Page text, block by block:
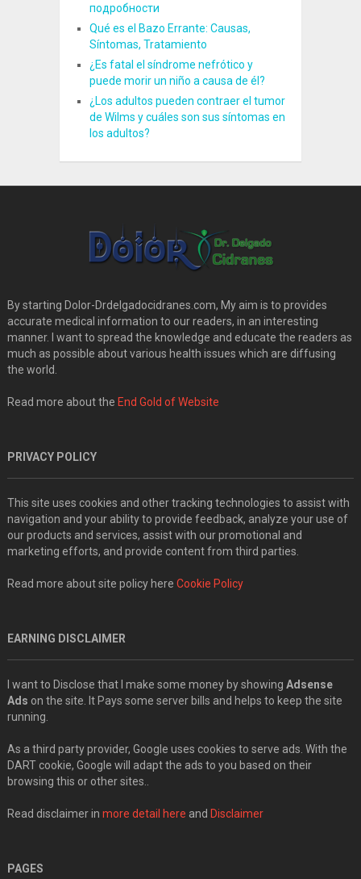
подробности
Qué es el Bazo Errante: Causas,
Síntomas, Tratamiento
¿Es fatal el síndrome nefrótico y
puede morir un niño a causa de él?
¿Los adultos pueden contraer el tumor
de Wilms y cuáles son sus síntomas en
los adultos?
By starting Dolor-Drdelgadocidranes.com, My aim is to provides
accurate medical information to our readers, in an interesting
manner. I want to spread the knowledge and educate the readers as
much as possible about various health issues which are diffusing
the world.
Read more about the End Gold of Website
PRIVACY POLICY
This site uses cookies and other tracking technologies to assist with
navigation and your ability to provide feedback, analyze your use of
our products and services, assist with our promotional and
marketing efforts, and provide content from third parties.
Read more about site policy here Cookie Policy
EARNING DISCLAIMER
I want to Disclose that I make some money by showing Adsense
Ads on the site. It Pays some server bills and helps to keep the site
running.
As a third party provider, Google uses cookies to serve ads. With the
DART cookie, Google will adapt the ads to you based on their
browsing this or other sites..
Read disclaimer in more detail here and Disclaimer
PAGES